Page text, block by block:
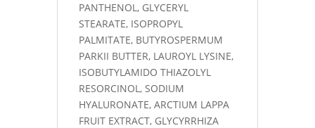
PANTHENOL, GLYCERYL
STEARATE, ISOPROPYL
PALMITATE, BUTYROSPERMUM
PARKII BUTTER, LAUROYL LYSINE,
ISOBUTYLAMIDO THIAZOLYL
RESORCINOL, SODIUM
HYALURONATE, ARCTIUM LAPPA
FRUIT EXTRACT, GLYCYRRHIZA